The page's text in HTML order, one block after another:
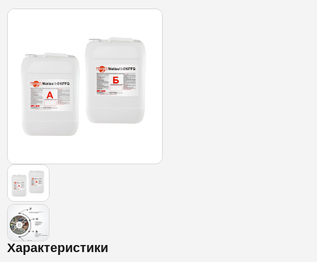
Характеристики